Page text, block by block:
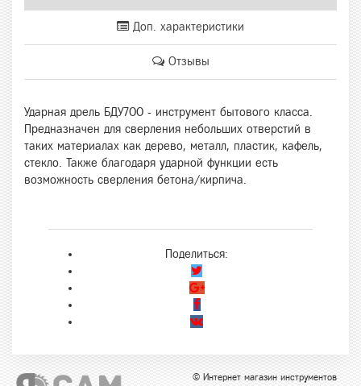
Доп. характеристики
Отзывы
Ударная дрель БДУ700 - инструмент бытового класса.
Предназначен для сверления небольших отверстий в
таких материалах как дерево, металл, пластик, кафель,
стекло. Также благодаря ударной функции есть
возможность сверления бетона/кирпича.
Поделиться:
© Интернет магазин инструментов